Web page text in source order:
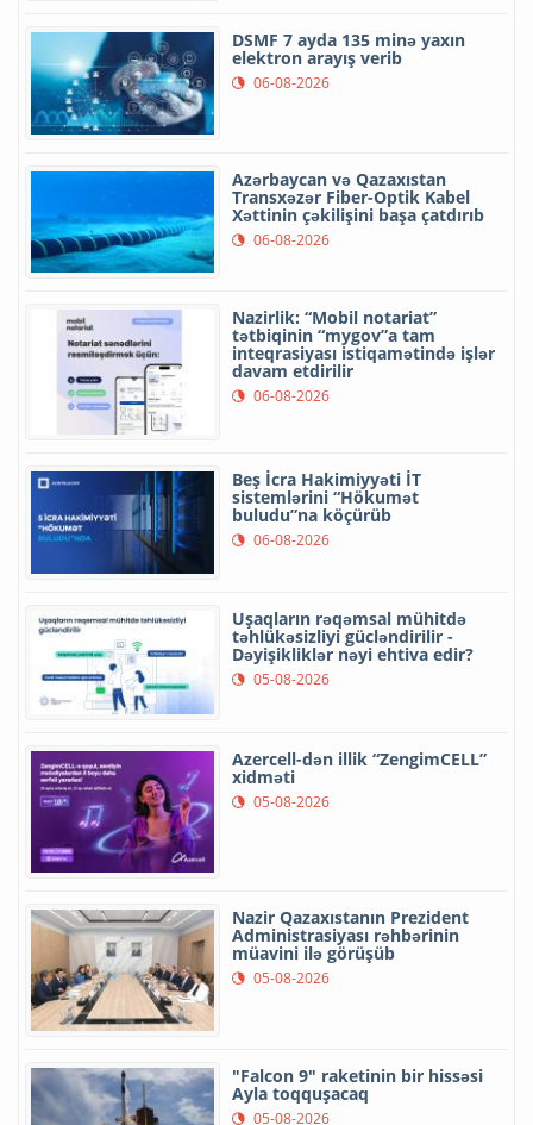
DSMF 7 ayda 135 minə yaxın
elektron arayış verib
06-08-2026
Azərbaycan və Qazaxıstan
Transxəzər Fiber-Optik Kabel
Xəttinin çəkilişini başa çatdırıb
06-08-2026
Nazirlik: “Mobil notariat”
tətbiqinin “mygov”a tam
inteqrasiyası istiqamətində işlər
davam etdirilir
06-08-2026
Beş İcra Hakimiyyəti İT
sistemlərini “Hökumət
buludu”na köçürüb
06-08-2026
Uşaqların rəqəmsal mühitdə
təhlükəsizliyi gücləndirilir -
Dəyişikliklər nəyi ehtiva edir?
05-08-2026
Azercell-dən illik “ZengimCELL”
xidməti
05-08-2026
Nazir Qazaxıstanın Prezident
Administrasiyası rəhbərinin
müavini ilə görüşüb
05-08-2026
"Falcon 9" raketinin bir hissəsi
Ayla toqquşacaq
05-08-2026